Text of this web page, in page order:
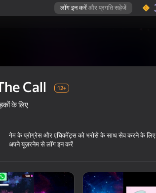
लॉग इन करें और प्रगति सहेजें
Call 12+
के लिए
गेम के प्रोग्रेस और एचिवमेंट्स को भरोसे के साथ सेव करने के लिए
अपने यूज़रनेम से लॉग इन करें